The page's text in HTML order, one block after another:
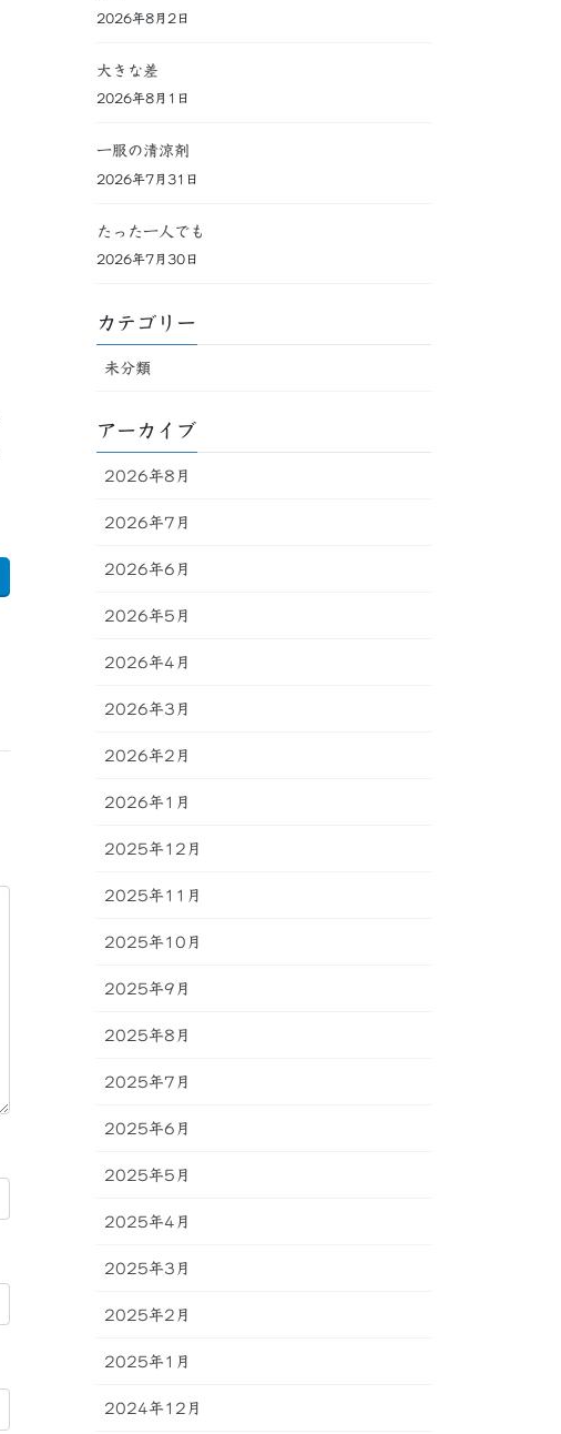
2026年8月2日
大きな差
2026年8月1日
一服の清涼剤
2026年7月31日
たった一人でも
2026年7月30日
カテゴリー
未分類
アーカイブ
2026年8月
2026年7月
2026年6月
2026年5月
2026年4月
2026年3月
2026年2月
2026年1月
2025年12月
2025年11月
2025年10月
2025年9月
2025年8月
2025年7月
2025年6月
2025年5月
2025年4月
2025年3月
2025年2月
2025年1月
2024年12月